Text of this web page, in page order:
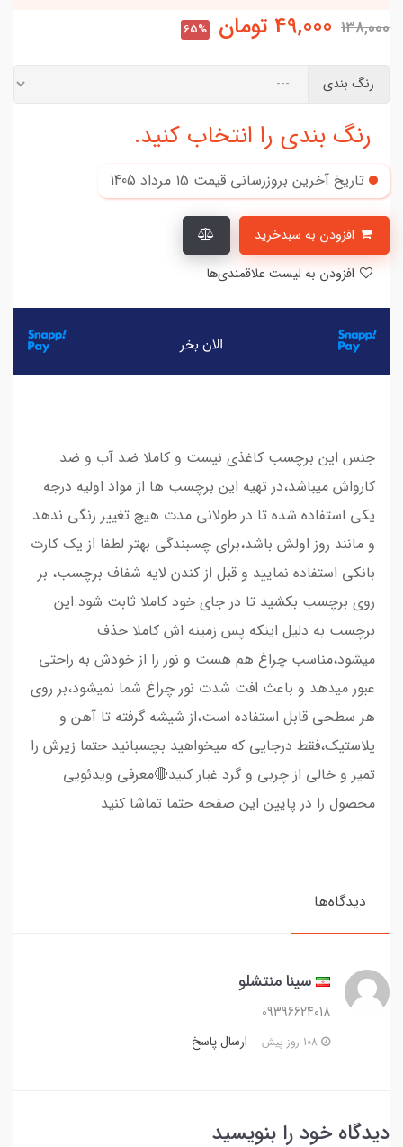
138,000
49,000 تومان 65%
رنگ بندی
رنگ بندی را انتخاب کنید.
تاریخ آخرین بروزرسانی قیمت 15 مرداد 1405
​​​​جنس این برچسب کاغذی نیست و کاملا ضد آب و ضد
کارواش میباشد،در تهیه این برچسب ها از مواد اولیه درجه
یکی استفاده شده تا در طولانی مدت هیچ تغییر رنگی ندهد
و مانند روز اولش باشد،برای چسبندگی بهتر لطفا از یک کارت
بانکی استفاده نمایید و قبل از کندن لایه شفاف برچسب، بر
روی برچسب بکشید تا در جای خود کاملا ثابت شود.این
برچسب به دلیل اینکه پس زمینه اش کاملا حذف
میشود،مناسب چراغ هم هست و نور را از خودش به راحتی
عبور میدهد و باعث افت شدت نور چراغ شما نمیشود،بر روی
هر سطحی قابل استفاده است،از شیشه گرفته تا آهن و
پلاستیک،فقط درجایی که میخواهید بچسبانید حتما زیرش را
تمیز و خالی از چربی و گرد غبار کنید🔴معرفی ویدئویی
محصول را در پایین این صفحه حتما تماشا کنید
دیدگاه‌ها
سینا منتشلو
09396624018
ارسال پاسخ
دیدگاه خود را بنویسید